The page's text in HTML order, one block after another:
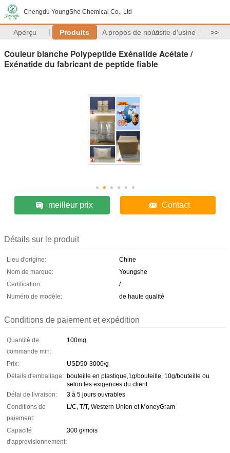
Chengdu YoungShe Chemical Co., Ltd
Aperçu Produits A propos de nousVisite d'usine >>
Couleur blanche Polypeptide Exénatide Acétate /
Exénatide du fabricant de peptide fiable
meilleur prix Contact
Détails sur le produit
Lieu d'origine:
Chine
Nom de marque:
Youngshe
Certification:
/
Numéro de modèle:
de haute qualité
Conditions de paiement et expédition
Quantité de
commande min:
100mg
Prix:
USD50-3000/g
Détails d'emballage: bouteille en plastique,1g/bouteille, 10g/bouteille ou
selon les exigences du client
Délai de livraison:
3 à 5 jours ouvrables
Conditions de
paiement:
L/C, T/T, Western Union et MoneyGram
Capacité
d'approvisionnement:
300 g/mois